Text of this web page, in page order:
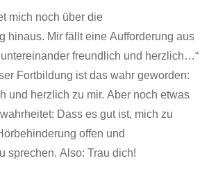
mich noch über die
hinaus. Mir fällt eine Aufforderung aus
freundlich und herzlich…“
Fortbildung ist das wahr geworden:
und herzlich zu mir. Aber noch etwas
Dass es gut ist, mich zu
offen und
sprechen. Also: Trau dich!